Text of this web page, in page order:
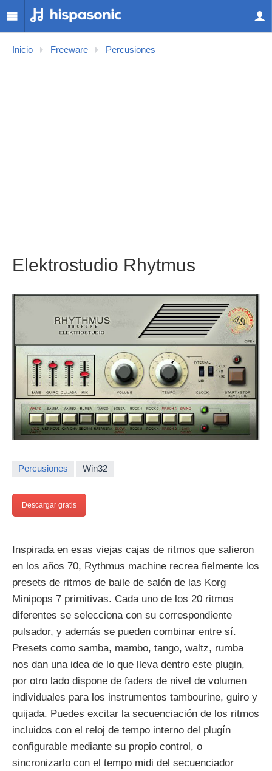
Inicio Freeware Percusiones
Elektrostudio Rhytmus
Percusiones Win32
Descargar gratis
Inspirada en esas viejas cajas de ritmos que salieron
en los años 70, Rythmus machine recrea fielmente los
presets de ritmos de baile de salón de las Korg
Minipops 7 primitivas. Cada uno de los 20 ritmos
diferentes se selecciona con su correspondiente
pulsador, y además se pueden combinar entre sí.
Presets como samba, mambo, tango, waltz, rumba
nos dan una idea de lo que lleva dentro este plugin,
por otro lado dispone de faders de nivel de volumen
individuales para los instrumentos tambourine, guiro y
quijada. Puedes excitar la secuenciación de los ritmos
incluidos con el reloj de tempo interno del plugín
configurable mediante su propio control, o
sincronizarlo con el tempo midi del secuenciador